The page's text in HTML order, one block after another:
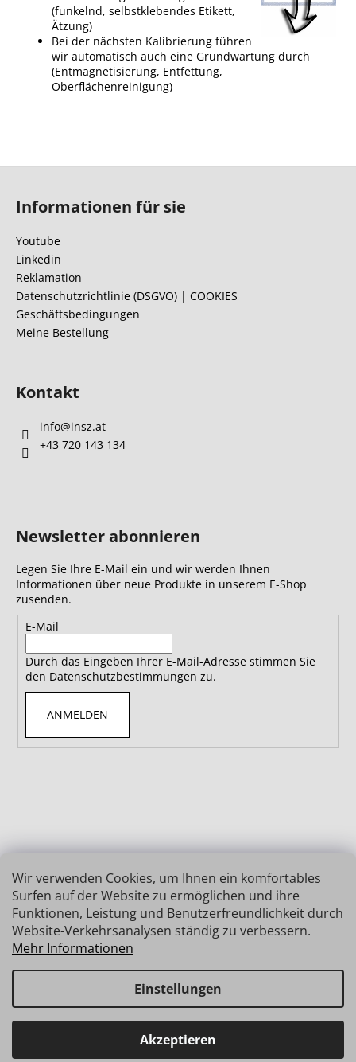
Wir verwenden Cookies, um Ihnen ein komfortables
Surfen auf der Website zu ermöglichen und ihre
Funktionen, Leistung und Benutzerfreundlichkeit durch
Website-Verkehrsanalysen ständig zu verbessern.
Mehr Informationen
Einstellungen
Akzeptieren
Haben Sie Fragen? Wir stehen Ihnen gerne zur Verfügung →
schnelle Verbindung: info@insz.at
(funkelnd, selbstklebendes Etikett,
Ätzung)
Bei der nächsten Kalibrierung führen
wir automatisch auch eine Grundwartung durch
(Entmagnetisierung, Entfettung,
Oberflächenreinigung)
Informationen für sie
Youtube
Linkedin
Reklamation
Datenschutzrichtlinie (DSGVO) | COOKIES
Geschäftsbedingungen
Meine Bestellung
Kontakt
info@insz.at
+43 720 143 134
Newsletter abonnieren
Legen Sie Ihre E-Mail ein und wir werden Ihnen
Informationen über neue Produkte in unserem E-Shop
zusenden.
E-Mail
Durch das Eingeben Ihrer E-Mail-Adresse stimmen Sie
den Datenschutzbestimmungen zu.
ANMELDEN
Erstellt von Shoptet
Copyright 2026INSIZE | MESSTECHNIK. Alle Rechte
vorbehalten.